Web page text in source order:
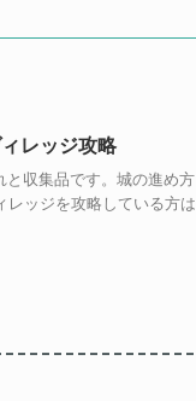
レッジ攻略
収集品です。城の進め方
レッジを攻略している方は